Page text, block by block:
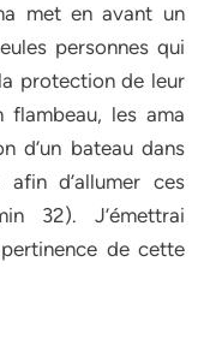
met en avant un
personnes qui
protection de leur
flambeau, les ama
d’un bateau dans
d’allumer ces
32). J’émettrai
de cette